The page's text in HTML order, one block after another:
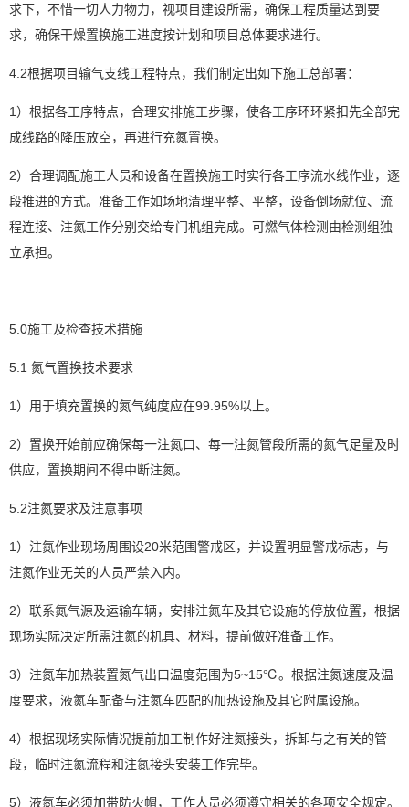
求下，不惜一切人力物力，视项目建设所需，确保工程质量达到要
求，确保干燥置换施工进度按计划和项目总体要求进行。
4.2根据项目输气支线工程特点，我们制定出如下施工总部署：
1）根据各工序特点，合理安排施工步骤，使各工序环环紧扣先全部完
成线路的降压放空，再进行充氮置换。
2）合理调配施工人员和设备在置换施工时实行各工序流水线作业，逐
段推进的方式。准备工作如场地清理平整、平整，设备倒场就位、流
程连接、注氮工作分别交给专门机组完成。可燃气体检测由检测组独
立承担。
5.0施工及检查技术措施
5.1 氮气置换技术要求
1）用于填充置换的氮气纯度应在99.95%以上。
2）置换开始前应确保每一注氮口、每一注氮管段所需的氮气足量及时
供应，置换期间不得中断注氮。
5.2注氮要求及注意事项
1）注氮作业现场周围设20米范围警戒区，并设置明显警戒标志，与
注氮作业无关的人员严禁入内。
2）联系氮气源及运输车辆，安排注氮车及其它设施的停放位置，根据
现场实际决定所需注氮的机具、材料，提前做好准备工作。
3）注氮车加热装置氮气出口温度范围为5~15℃。根据注氮速度及温
度要求，液氮车配备与注氮车匹配的加热设施及其它附属设施。
4）根据现场实际情况提前加工制作好注氮接头，拆卸与之有关的管
段，临时注氮流程和注氮接头安装工作完毕。
5）液氮车必须加带防火帽，工作人员必须遵守相关的各项安全规定。